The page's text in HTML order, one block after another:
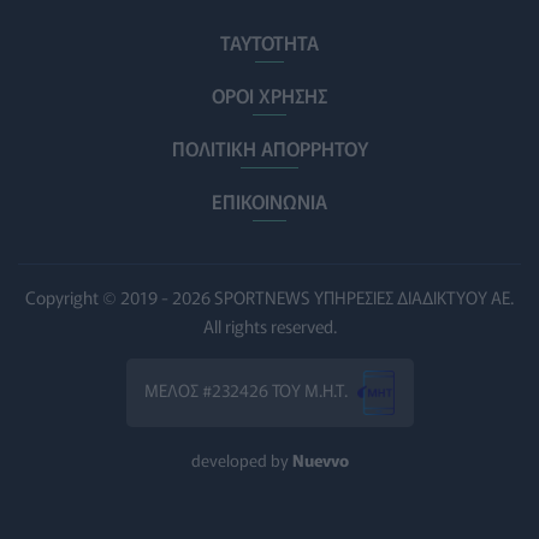
σοβαρής εγκεφαλικής κάκωσης
τον χρόνο για φάρμακα GLP-1 στους εργαζομένους
07/08/2026 - 13:00
παραθεριστές
ΥΓΕΊΑ 07/08/2026 - 11:57
Γλοιοβλάστωμα: Νέο «παράθυρο» για πιο
αποτελεσματική χημειοθεραπεία μετά το χειρουργείο
ΤΑΥΤΟΤΗΤΑ
ΟΡΟΙ ΧΡΗΣΗΣ
ΠΟΛΙΤΙΚΗ ΑΠΟΡΡΗΤΟΥ
ΕΠΙΚΟΙΝΩΝΙΑ
Copyright © 2019 - 2026 SPORTNEWS ΥΠΗΡΕΣΙΕΣ ΔΙΑΔΙΚΤΥΟΥ ΑΕ.
All rights reserved.
ΜΕΛΟΣ #232426 ΤΟΥ Μ.Η.Τ.
developed by Nuevvo